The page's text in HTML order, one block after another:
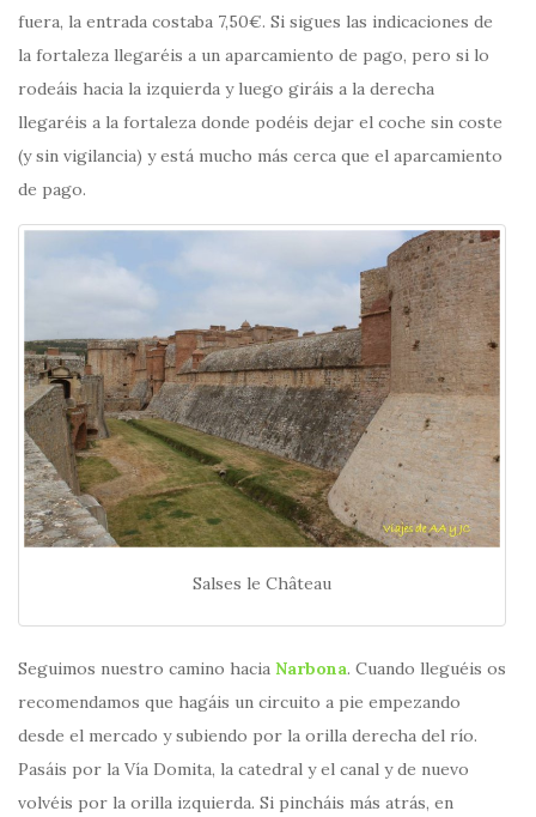
fuera, la entrada costaba 7,50€. Si sigues las indicaciones de
la fortaleza llegaréis a un aparcamiento de pago, pero si lo
rodeáis hacia la izquierda y luego giráis a la derecha
llegaréis a la fortaleza donde podéis dejar el coche sin coste
(y sin vigilancia) y está mucho más cerca que el aparcamiento
de pago.
Salses le Château
Seguimos nuestro camino hacia Narbona. Cuando lleguéis os
recomendamos que hagáis un circuito a pie empezando
desde el mercado y subiendo por la orilla derecha del río.
Pasáis por la Vía Domita, la catedral y el canal y de nuevo
volvéis por la orilla izquierda. Si pincháis más atrás, en